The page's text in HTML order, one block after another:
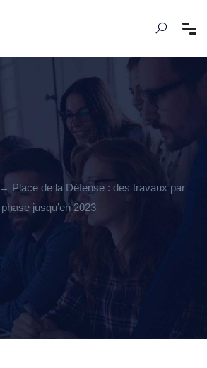
→ Place de la Défense : des travaux par
phase jusqu’en 2023